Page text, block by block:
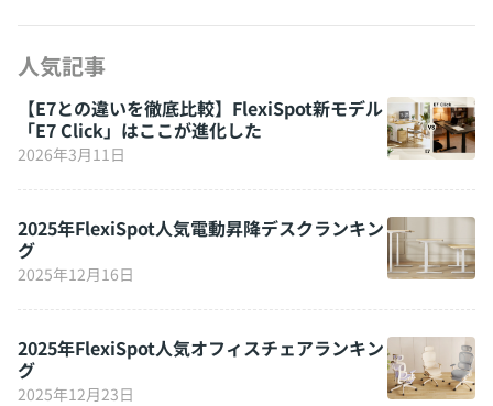
人気記事
【E7との違いを徹底比較】FlexiSpot新モデル
「E7 Click」はここが進化した
2026年3月11日
2025年FlexiSpot人気電動昇降デスクランキン
グ
2025年12月16日
2025年FlexiSpot人気オフィスチェアランキン
グ
2025年12月23日